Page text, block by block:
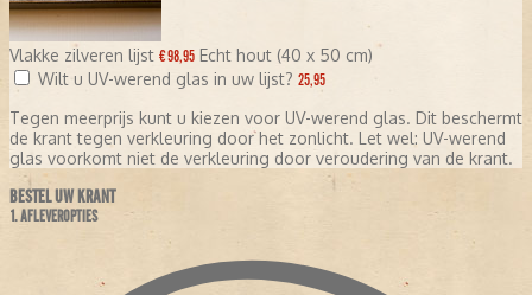
Vlakke zilveren lijst € 98,95 Echt hout (40 x 50 cm)
Wilt u UV-werend glas in uw lijst? 25,95
Tegen meerprijs kunt u kiezen voor UV-werend glas. Dit beschermt
de krant tegen verkleuring door het zonlicht. Let wel: UV-werend
glas voorkomt niet de verkleuring door veroudering van de krant.
BESTEL UW KRANT
1. AFLEVEROPTIES